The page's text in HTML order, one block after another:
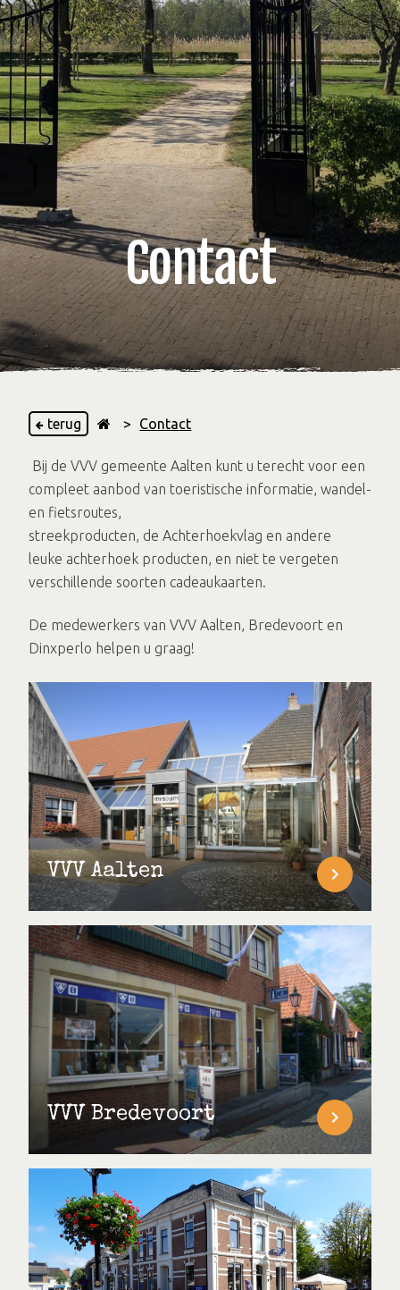
Contact
terug > Contact
Bij de VVV gemeente Aalten kunt u terecht voor een
compleet aanbod van toeristische informatie, wandel-
en fietsroutes,
streekproducten, de Achterhoekvlag en andere
leuke achterhoek producten, en niet te vergeten
verschillende soorten cadeaukaarten.
De medewerkers van VVV Aalten, Bredevoort en
Dinxperlo helpen u graag!
VVV Aalten
VVV Bredevoort